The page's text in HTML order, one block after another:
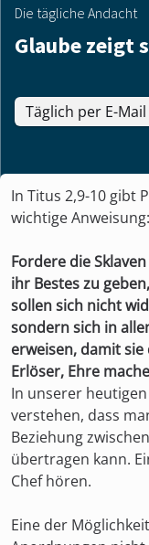
Die tägliche Andacht
Glaube zeigt
Täglich per E-
In Titus 2,9-10 gibt
wichtige Anweisung:
Fordere die
ihr Bestes zu
sollen sich nicht
sondern sich in
erweisen, damit
Erlöser, Ehre
In unserer
verstehen, dass
Beziehung
übertragen kann.
Chef hören.
Eine der